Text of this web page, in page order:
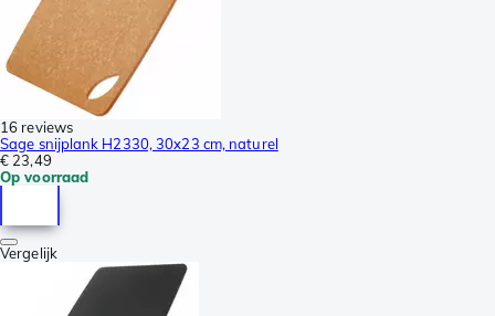
16 reviews
Sage snijplank H2330, 30x23 cm, naturel
€ 23,49
Op voorraad
Vergelijk